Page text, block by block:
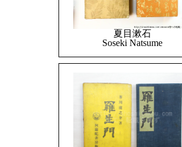
夏目漱石
Soseki Natsume